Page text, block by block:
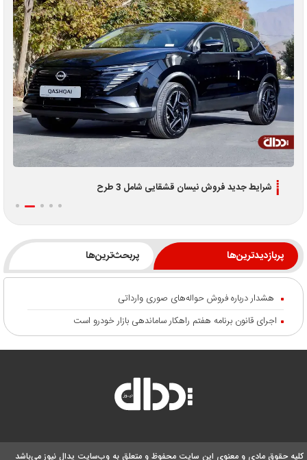
شرایط جدید فروش نیسان قشقایی شامل 3 طرح
پربازدیدترین‌ها پربحث‌ترین‌ها
هشدار درباره فروش حواله‌های صوری وارداتی
اجرای قانون برنامه هفتم راهکار ساماندهی بازار خودرو است
کلیه حقوق مادی و معنوی این سایت محفوظ و متعلق به وب‌سایت پدال نیوز می‌باشد